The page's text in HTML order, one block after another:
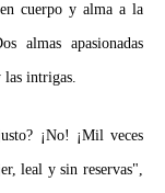
cuerpo y alma a la
almas apasionadas
las intrigas.
¡No! ¡Mil veces
leal y sin reservas",